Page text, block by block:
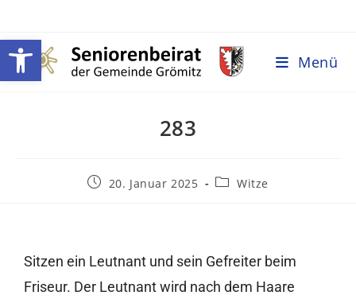
Werkzeugleiste öffnen Menü
283
20. Januar 2025 Witze
Sitzen ein Leutnant und sein Gefreiter beim
Friseur. Der Leutnant wird nach dem Haare